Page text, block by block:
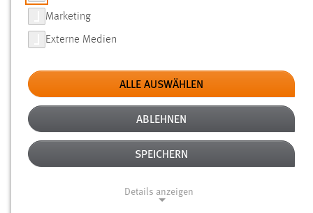
FILTER
Typ
Erstellungsdatum
Alter
Marketing
Externe Medien
ALLE AUSWÄHLEN
ABLEHNEN
SPEICHERN
Details anzeigen